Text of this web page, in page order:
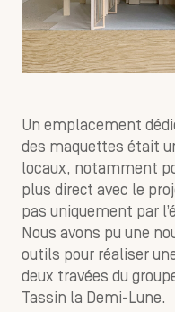
Un emplacement
des maquettes était
locaux, notamment
plus direct avec le
pas uniquement par
Nous avons pu une
outils pour réaliser
deux travées du
Tassin la Demi-Lune.